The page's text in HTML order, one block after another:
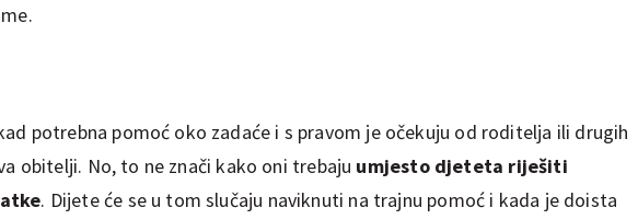
potrebna pomoć oko zadaće i s pravom je očekuju od roditelja ili drugih
obitelji. No, to ne znači kako oni trebaju umjesto djeteta riješiti
. Dijete će se u tom slučaju naviknuti na trajnu pomoć i kada je doista